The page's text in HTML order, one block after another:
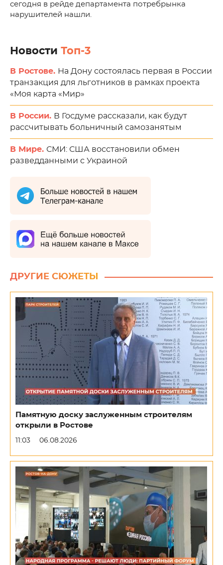
сегодня в рейде департамента потребрынка
нарушителей нашли.
Новости Топ-3
В Ростове. На Дону состоялась первая в России
транзакция для льготников в рамках проекта
«Моя карта «Мир»
В России. В Госдуме рассказали, как будут
рассчитывать больничный самозанятым
В Мире. СМИ: США восстановили обмен
разведданными с Украиной
ДРУГИЕ СЮЖЕТЫ
Памятную доску заслуженным строителям
открыли в Ростове
11:03 06.08.2026